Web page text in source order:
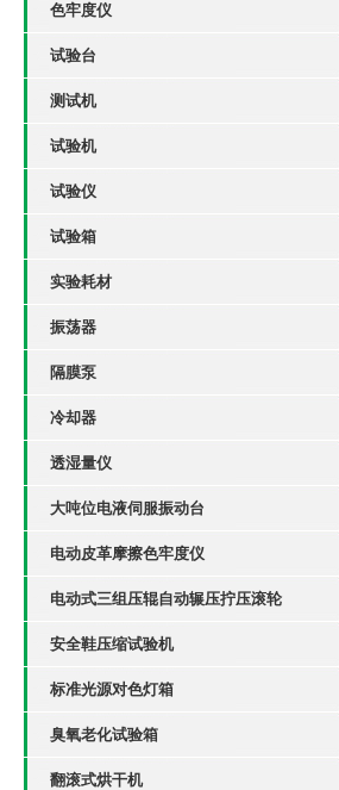
色牢度仪
试验台
测试机
试验机
试验仪
试验箱
实验耗材
振荡器
隔膜泵
冷却器
透湿量仪
大吨位电液伺服振动台
电动皮革摩擦色牢度仪
电动式三组压辊自动辗压拧压滚轮
安全鞋压缩试验机
标准光源对色灯箱
臭氧老化试验箱
翻滚式烘干机